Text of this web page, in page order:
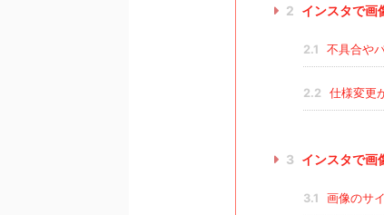
2 インスタで画
2.1 不具合や
2.2 仕様変更
3 インスタで画
3.1 画像のサ